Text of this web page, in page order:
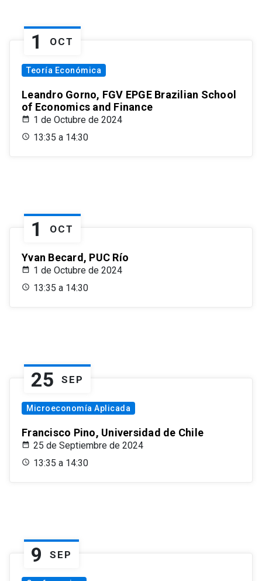
1 OCT
Teoría Económica
Leandro Gorno, FGV EPGE Brazilian School
of Economics and Finance
1 de Octubre de 2024
13:35 a 14:30
1 OCT
Yvan Becard, PUC Río
1 de Octubre de 2024
13:35 a 14:30
25 SEP
Microeconomía Aplicada
Francisco Pino, Universidad de Chile
25 de Septiembre de 2024
13:35 a 14:30
9 SEP